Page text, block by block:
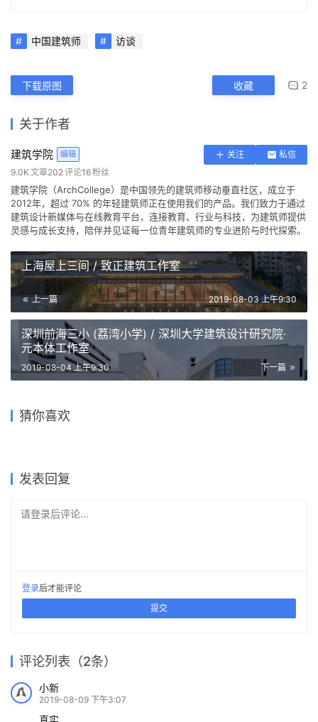
中国建筑师 访谈
下载原图 收藏 2
关于作者
建筑学院 编辑 关注
私信
9.0K 文章202评论16粉丝
建筑学院（ArchCollege）是中国领先的建筑师移动垂直社区，成立于
2012年，超过 70% 的年轻建筑师正在使用我们的产品。我们致力于通过
建筑设计新媒体与在线教育平台，连接教育、行业与科技，为建筑师提供
灵感与成长支持，陪伴并见证每一位青年建筑师的专业进阶与时代探索。
上海屋上三间 / 致正建筑工作室
上一篇 2019-08-03 上午9:30
深圳前海三小 (荔湾小学) / 深圳大学建筑设计研究院·
元本体工作室
下一篇
2019-08-04 上午9:30
猜你喜欢
案出炉，进击的建筑师们！
大赛第一名，只有她敢这么
GWP Architects创始人，华
人设计菁英，哈佛华南校友会
发表回复
请登录后评论...
登录后才能评论
提交
评论列表（2条）
小新
2019-08-09 下午3:07
真实